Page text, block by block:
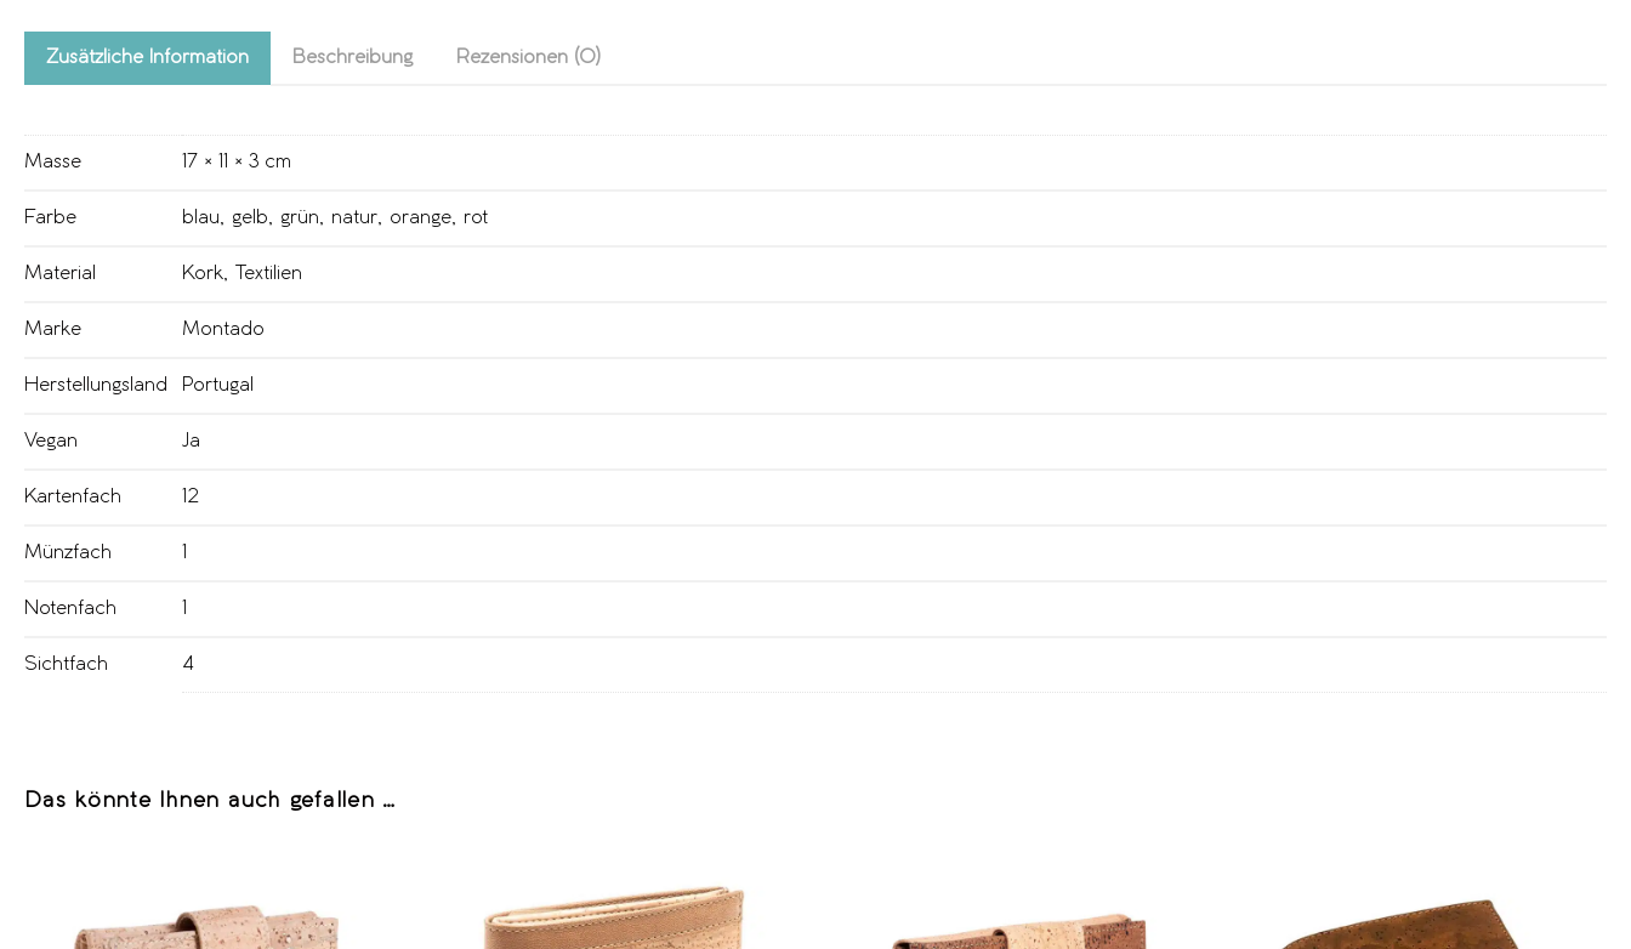
Zusätzliche Information Beschreibung Rezensionen (0)
Masse 17 × 11 × 3 cm
Farbe blau, gelb, grün, natur, orange, rot
Material Kork, Textilien
Marke Montado
Herstellungsland Portugal
Vegan Ja
Kartenfach 12
Münzfach
Notenfach
Sichtfach 4
Das könnte Ihnen auch gefallen …